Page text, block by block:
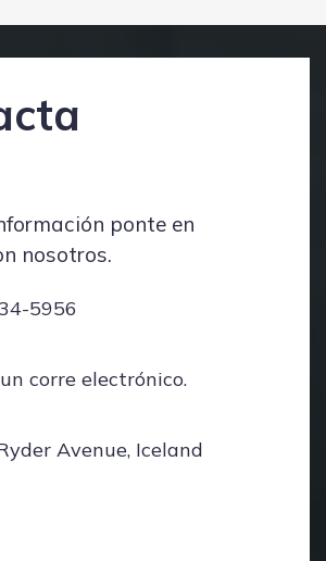
ponte en
nosotros.
5956
corre electrónico.
Avenue, Iceland